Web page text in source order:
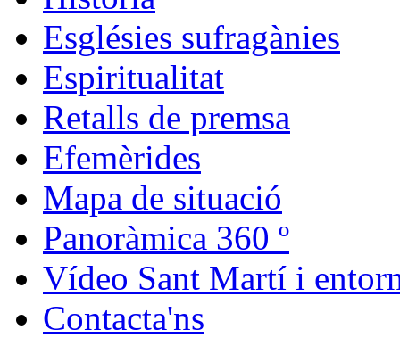
Esglésies sufragànies
Espiritualitat
Retalls de premsa
Efemèrides
Mapa de situació
Panoràmica 360 º
Vídeo Sant Martí i
Contacta'ns